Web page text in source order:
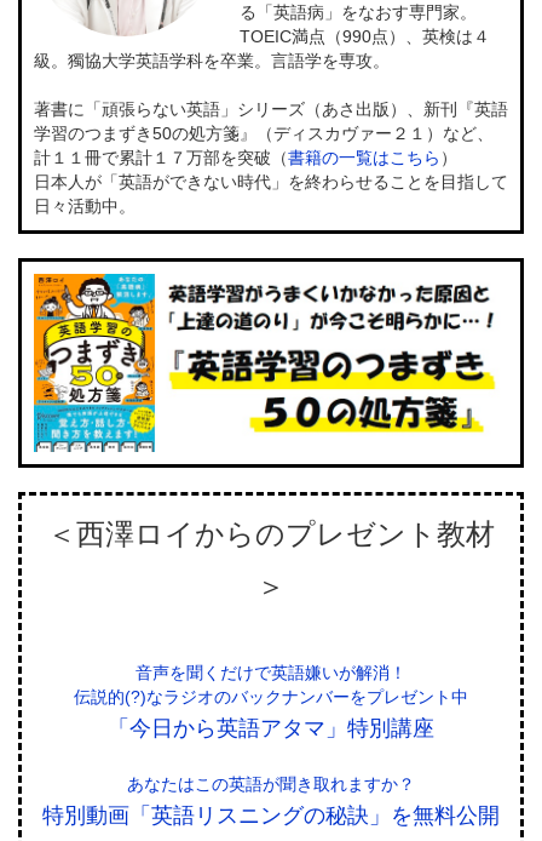
る「英語病」をなおす専門家。
TOEIC満点（990点）、英検は４
級。獨協大学英語学科を卒業。言語学を専攻。
著書に「頑張らない英語」シリーズ（あさ出版）、新刊『英語
学習のつまずき50の処方箋』（ディスカヴァー２１）など、
計１１冊で累計１７万部を突破（書籍の一覧はこちら ）
日本人が「英語ができない時代」を終わらせることを目指して
日々活動中。
＜西澤ロイからのプレゼント教材
＞
音声を聞くだけで英語嫌いが解消！
伝説的(?)なラジオのバックナンバーをプレゼント中
「今日から英語アタマ」特別講座
あなたはこの英語が聞き取れますか？
特別動画「英語リスニングの秘訣」を無料公開